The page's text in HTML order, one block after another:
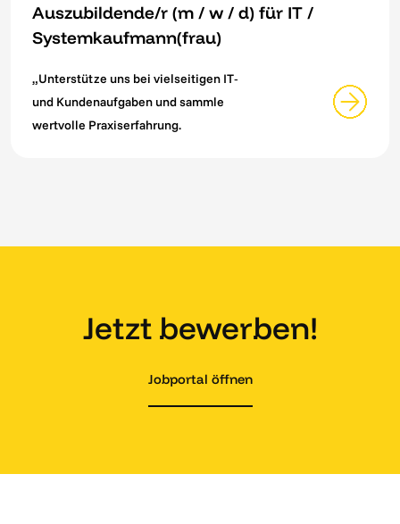
Auszubildende/r (m / w / d) für IT /
Systemkaufmann(frau)
„Unterstütze uns bei vielseitigen IT‑
und Kundenaufgaben und sammle
wertvolle Praxiserfahrung.
Jetzt bewerben!
Jobportal öffnen